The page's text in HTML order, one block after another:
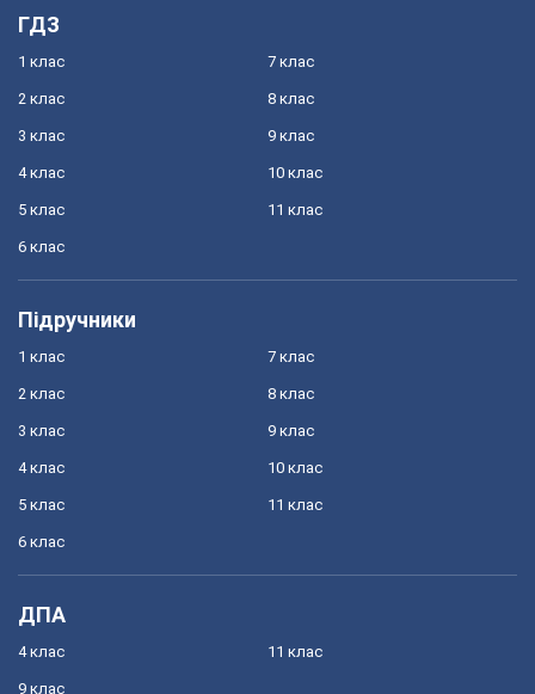
ГДЗ
1 клас
2 клас
3 клас
4 клас
5 клас
6 клас
7 клас
8 клас
9 клас
10 клас
11 клас
Підручники
1 клас
2 клас
3 клас
4 клас
5 клас
6 клас
7 клас
8 клас
9 клас
10 клас
11 клас
ДПА
4 клас
9 клас
11 клас